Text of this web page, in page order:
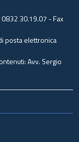
30.19.07 - Fax
posta elettronica
Avv. Sergio